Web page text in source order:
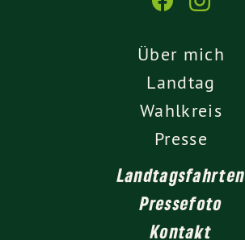
Über mich
Landtag
Wahlkreis
Presse
Landtagsfahrten
Pressefoto
Kontakt